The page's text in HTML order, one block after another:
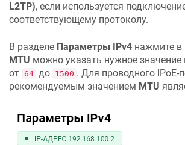
L2TP), если используется
соответствующему протоколу.
В разделе Параметры IPv4 нажмите в
MTU можно указать нужное значение
от 64 до 1500 . Для проводного IPoE-
рекомендуемым значением MTU